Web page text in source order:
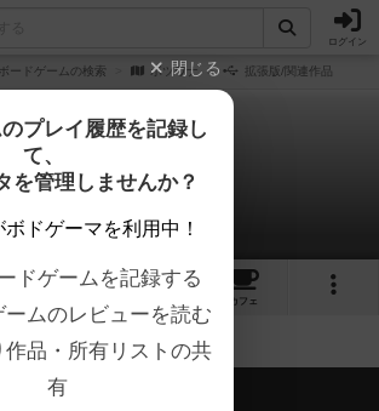
ログイン
ボードゲームの検索 ボツワナ 拡張版/関連作品
ボツワナ
拡張/関連作品 0件
9
カフェ
会員の新しい投稿
閉じる
プレイ履歴を記録し
て、
を管理しませんか？
ボドゲーマを利用中！
ドゲームを記録する
ムのレビューを読む
作品・所有リストの共
有